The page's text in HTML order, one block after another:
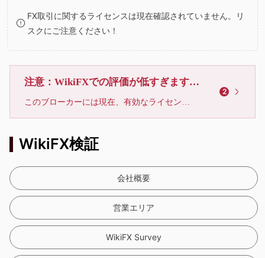
5
6
7
8
9
FX取引に関するライセンスは現在確認されていません。リ
スクにご注意ください！
注意：WikiFXでの評価が低すぎます、利用しないでください
このブローカーには現在、有効なライセンスが確認されていません。リスクにご注意下さい！
2
WikiFX検証
会社概要
営業エリア
WikiFX Survey